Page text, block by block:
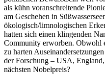
als kühn voranschreitende
am Geschehen in
ökologisch/limnologischen
hatten sich einen klingenden
Community erworben. Obwohl
zu harten
der Forschung – USA,
nächsten Nobelpreis?